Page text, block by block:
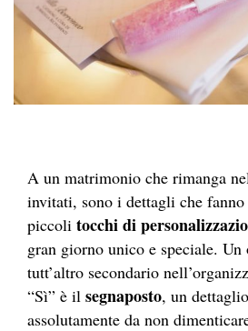
A un matrimonio che rimanga
invitati, sono i dettagli che
piccoli tocchi di
gran giorno unico e speciale. Un
tutt’altro secondario
“Sì” è il segnaposto, un
assolutamente da non